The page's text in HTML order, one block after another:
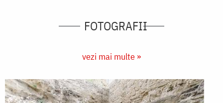
FOTOGRAFII
vezi mai multe »